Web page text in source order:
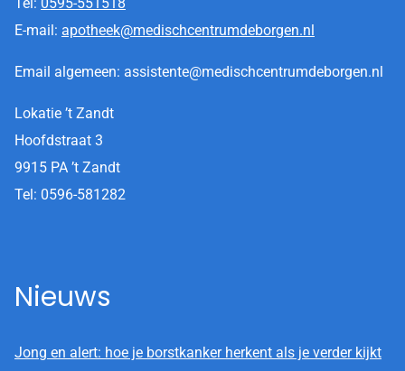
E-mail: apotheek@medischcentrumdeborgen.nl
Email algemeen: assistente@medischcentrumdeborgen.nl
Lokatie ’t Zandt
Hoofdstraat 3
9915 PA ’t Zandt
Tel: 0596-581282
Nieuws
Jong en alert: hoe je borstkanker herkent als je verder kijkt